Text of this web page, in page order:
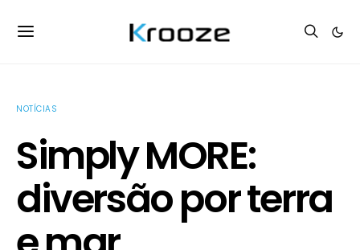
NOTÍCIAS
Simply MORE:
diversão por terra